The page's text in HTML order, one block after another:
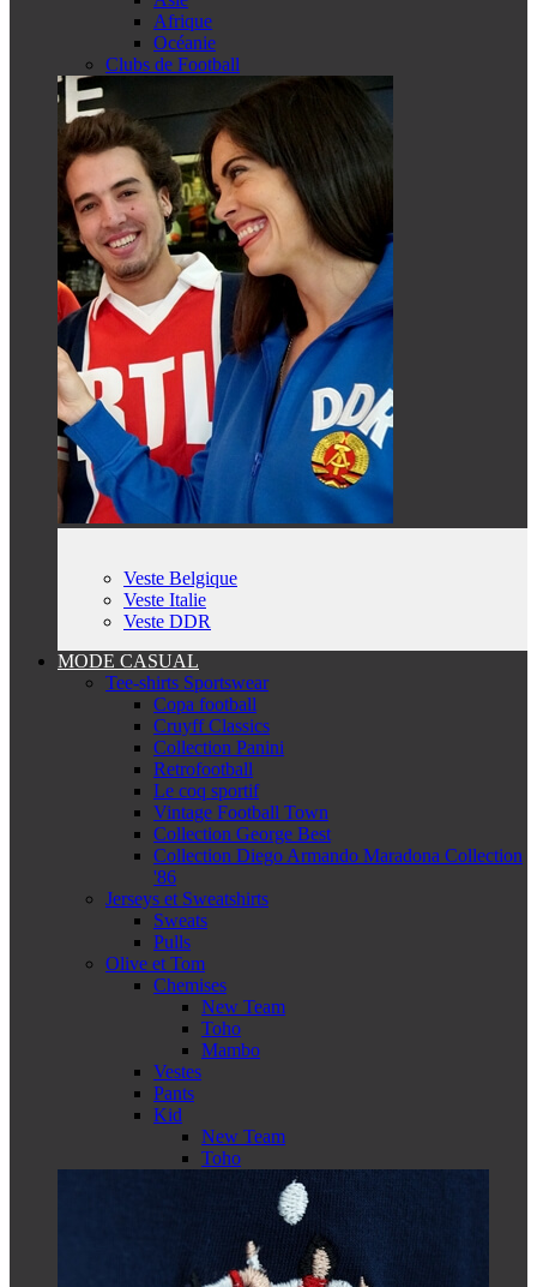
Afrique
Océanie
Clubs de Football
Veste Belgique
Veste Italie
Veste DDR
MODE CASUAL
Tee-shirts Sportswear
Copa football
Cruyff Classics
Collection Panini
Retrofootball
Le coq sportif
Vintage Football Town
Collection George Best
Collection Diego Armando Maradona Collection
'86
Jerseys et Sweatshirts
Sweats
Pulls
Olive et Tom
Chemises
New Team
Toho
Mambo
Vestes
Pants
Kid
New Team
Toho